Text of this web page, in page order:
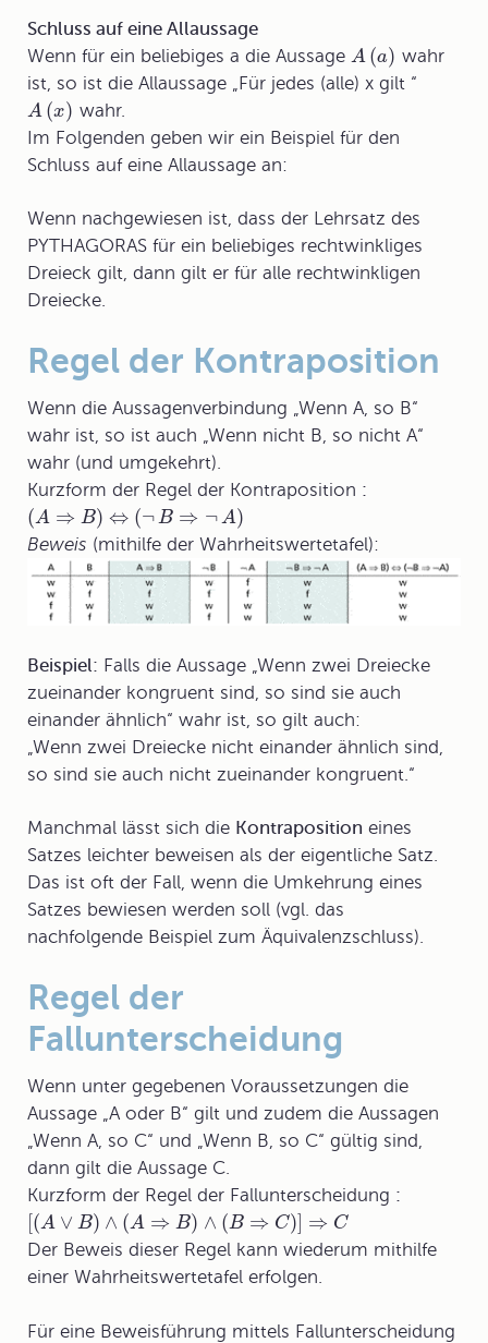
Schluss auf eine Allaussage
Wenn für ein beliebiges a die Aussage A (a) wahr
ist, so ist die Allaussage „Für jedes (alle) x gilt “
A (x) wahr.
Im Folgenden geben wir ein Beispiel für den
Schluss auf eine Allaussage an:
Wenn nachgewiesen ist, dass der Lehrsatz des
PYTHAGORAS für ein beliebiges rechtwinkliges
Dreieck gilt, dann gilt er für alle rechtwinkligen
Dreiecke.
Regel der Kontraposition
Wenn die Aussagenverbindung „Wenn A, so B“
wahr ist, so ist auch „Wenn nicht B, so nicht A“
wahr (und umgekehrt).
Kurzform der Regel der Kontraposition :
(A ⇒ B) ⇔ (¬B ⇒ ¬ A)
Beweis (mithilfe der Wahrheitswertetafel):
Beispiel: Falls die Aussage „Wenn zwei Dreiecke
zueinander kongruent sind, so sind sie auch
einander ähnlich“ wahr ist, so gilt auch:
„Wenn zwei Dreiecke nicht einander ähnlich sind,
so sind sie auch nicht zueinander kongruent.“
Manchmal lässt sich die Kontraposition eines
Satzes leichter beweisen als der eigentliche Satz.
Das ist oft der Fall, wenn die Umkehrung eines
Satzes bewiesen werden soll (vgl. das
nachfolgende Beispiel zum Äquivalenzschluss).
Regel der
Fallunterscheidung
Wenn unter gegebenen Voraussetzungen die
Aussage „A oder B“ gilt und zudem die Aussagen
„Wenn A, so C“ und „Wenn B, so C“ gültig sind,
dann gilt die Aussage C.
Kurzform der Regel der Fallunterscheidung :
[(A ∨ B) ∧ (A ⇒ B) ∧ (B ⇒ C)] ⇒ C
Der Beweis dieser Regel kann wiederum mithilfe
einer Wahrheitswertetafel erfolgen.
Für eine Beweisführung mittels Fallunterscheidung